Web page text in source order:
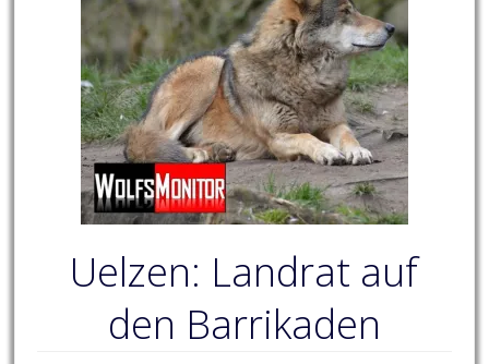
Uelzen: Landrat auf
den Barrikaden